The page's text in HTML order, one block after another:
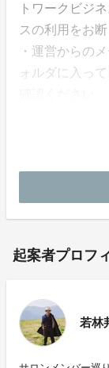
トワークビジ
スの利用をお断
・運営からの
ォルダに入っ
上記以外のメ
起案者プロフ
若林